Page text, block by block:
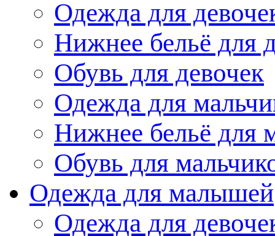
Одежда для
Нижнее бельё для
Обувь для девочек
Одежда для
Нижнее бельё для
Обувь для
Одежда для малышей
Одежда для